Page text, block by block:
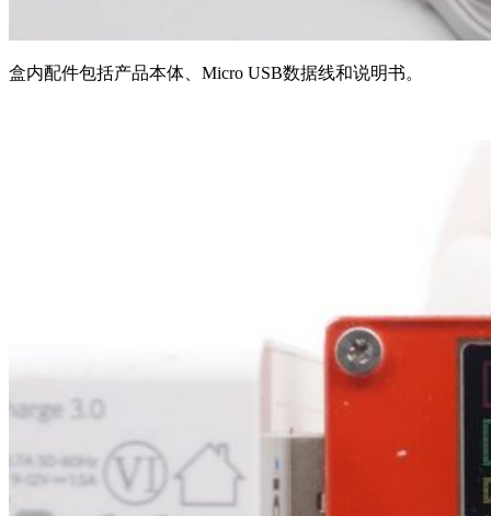
盒内配件包括产品本体、Micro USB数据线和说明书。